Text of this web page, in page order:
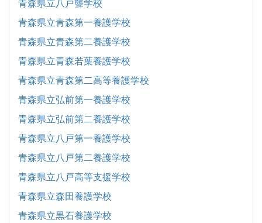
青森県立八戸聾学校
青森県立青森第一養護学校
青森県立青森第二養護学校
青森県立青森若葉養護学校
青森県立青森第二高等養護学校
青森県立弘前第一養護学校
青森県立弘前第二養護学校
青森県立八戸第一養護学校
青森県立八戸第二養護学校
青森県立八戸高等支援学校
青森県立森田養護学校
青森県立黒石養護学校